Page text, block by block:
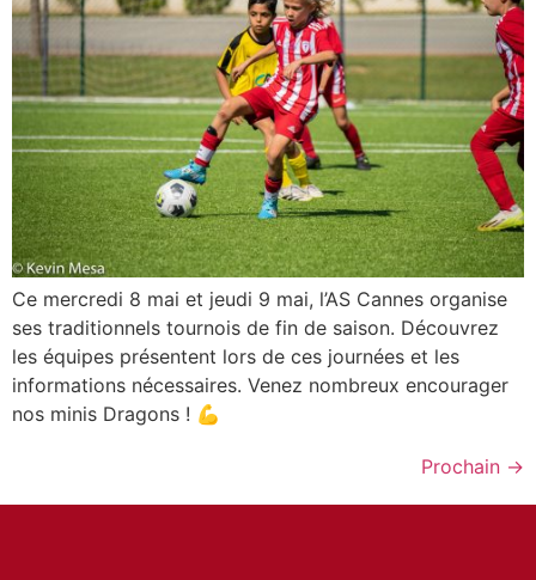
Ce mercredi 8 mai et jeudi 9 mai, l’AS Cannes organise
ses traditionnels tournois de fin de saison. Découvrez
les équipes présentent lors de ces journées et les
informations nécessaires. Venez nombreux encourager
nos minis Dragons ! 💪
Prochain →